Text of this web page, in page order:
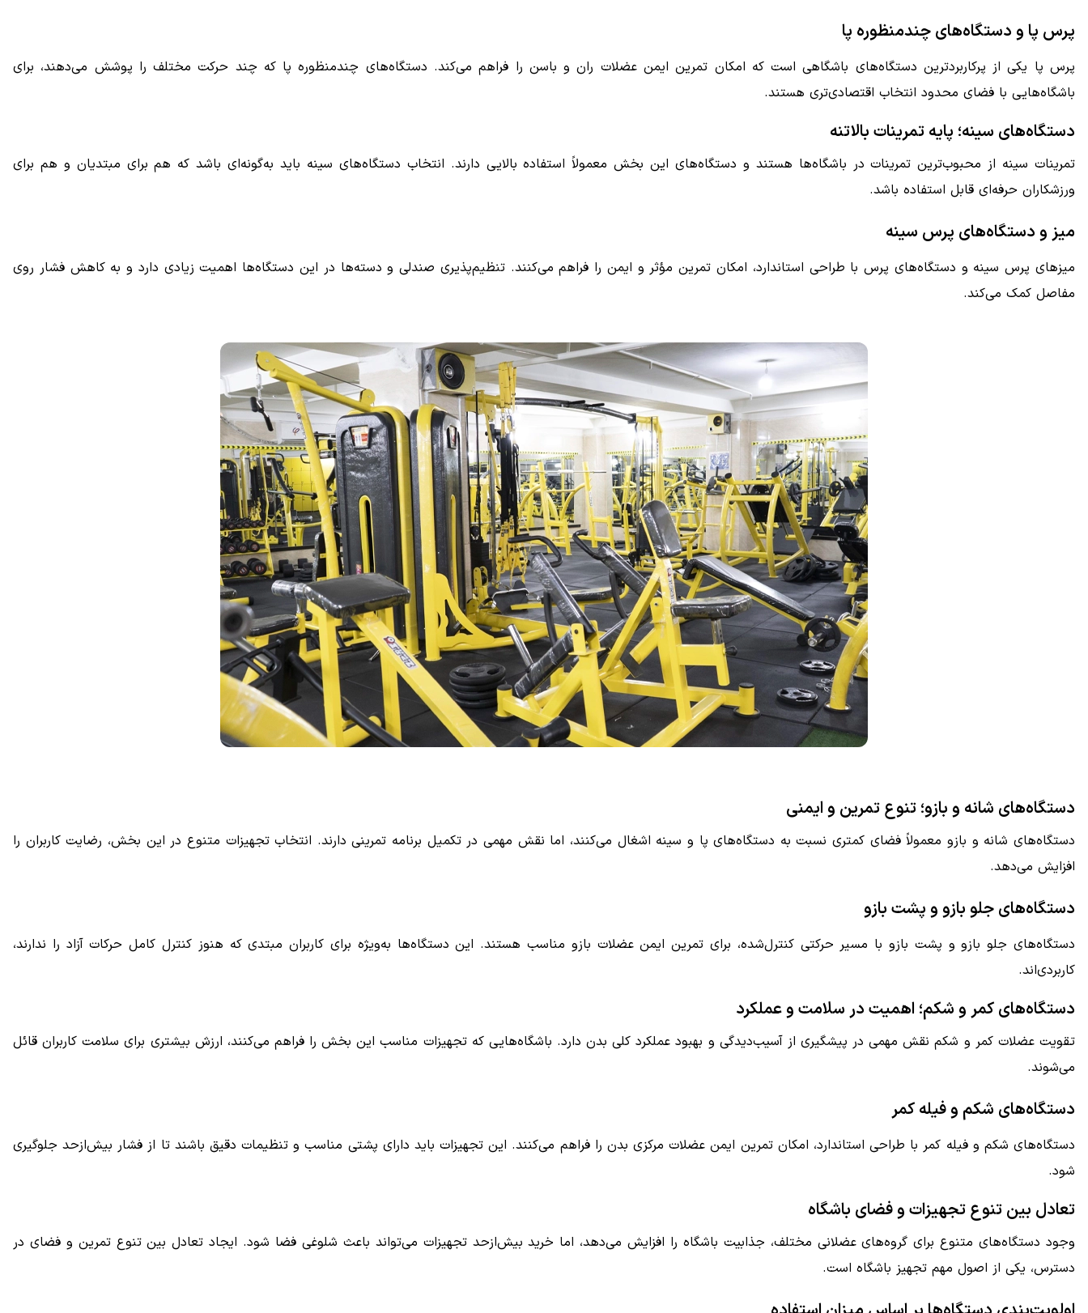
پرس پا و دستگاه‌های چندمنظوره پا
پرس پا یکی از پرکاربردترین دستگاه‌های باشگاهی است که امکان تمرین ایمن عضلات ران و باسن را فراهم می‌کند. دستگاه‌های چندمنظوره پا که چند حرکت مختلف را پوشش می‌دهند، برای
باشگاه‌هایی با فضای محدود انتخاب اقتصادی‌تری هستند.
دستگاه‌های سینه؛ پایه تمرینات بالاتنه
تمرینات سینه از محبوب‌ترین تمرینات در باشگاه‌ها هستند و دستگاه‌های این بخش معمولاً استفاده بالایی دارند. انتخاب دستگاه‌های سینه باید به‌گونه‌ای باشد که هم برای مبتدیان و هم برای
ورزشکاران حرفه‌ای قابل استفاده باشد.
میز و دستگاه‌های پرس سینه
میزهای پرس سینه و دستگاه‌های پرس با طراحی استاندارد، امکان تمرین مؤثر و ایمن را فراهم می‌کنند. تنظیم‌پذیری صندلی و دسته‌ها در این دستگاه‌ها اهمیت زیادی دارد و به کاهش فشار روی
مفاصل کمک می‌کند.
دستگاه‌های شانه و بازو؛ تنوع تمرین و ایمنی
دستگاه‌های شانه و بازو معمولاً فضای کمتری نسبت به دستگاه‌های پا و سینه اشغال می‌کنند، اما نقش مهمی در تکمیل برنامه تمرینی دارند. انتخاب تجهیزات متنوع در این بخش، رضایت کاربران را
افزایش می‌دهد.
دستگاه‌های جلو بازو و پشت بازو
دستگاه‌های جلو بازو و پشت بازو با مسیر حرکتی کنترل‌شده، برای تمرین ایمن عضلات بازو مناسب هستند. این دستگاه‌ها به‌ویژه برای کاربران مبتدی که هنوز کنترل کامل حرکات آزاد را ندارند،
کاربردی‌اند.
دستگاه‌های کمر و شکم؛ اهمیت در سلامت و عملکرد
تقویت عضلات کمر و شکم نقش مهمی در پیشگیری از آسیب‌دیدگی و بهبود عملکرد کلی بدن دارد. باشگاه‌هایی که تجهیزات مناسب این بخش را فراهم می‌کنند، ارزش بیشتری برای سلامت کاربران قائل
می‌شوند.
دستگاه‌های شکم و فیله کمر
دستگاه‌های شکم و فیله کمر با طراحی استاندارد، امکان تمرین ایمن عضلات مرکزی بدن را فراهم می‌کنند. این تجهیزات باید دارای پشتی مناسب و تنظیمات دقیق باشند تا از فشار بیش‌ازحد جلوگیری
شود.
تعادل بین تنوع تجهیزات و فضای باشگاه
وجود دستگاه‌های متنوع برای گروه‌های عضلانی مختلف، جذابیت باشگاه را افزایش می‌دهد، اما خرید بیش‌ازحد تجهیزات می‌تواند باعث شلوغی فضا شود. ایجاد تعادل بین تنوع تمرین و فضای در
دسترس، یکی از اصول مهم تجهیز باشگاه است.